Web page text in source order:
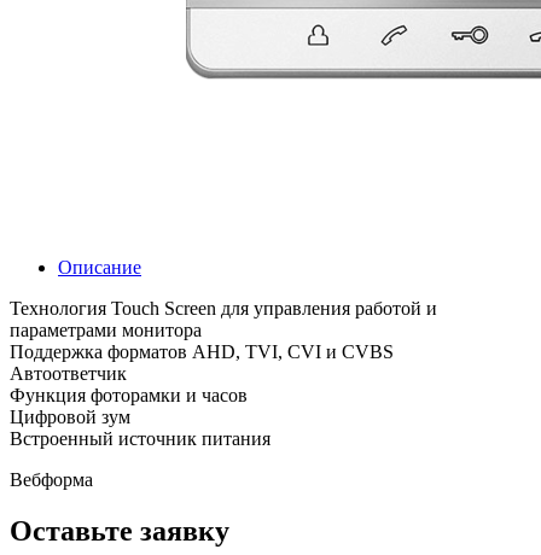
Описание
Технология Touch Screen для управления работой и
параметрами монитора
Поддержка форматов AHD, TVI, CVI и CVBS
Автоответчик
Функция фоторамки и часов
Цифровой зум
Встроенный источник питания
Вебформа
Оставьте заявку